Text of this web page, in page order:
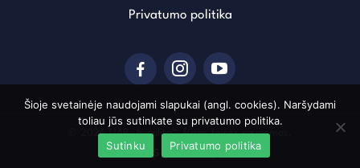
Privatumo politika
© 2026 UAB „Euralita“. Visos teisės saugomos.
Sukurta:
Šioje svetainėje naudojami slapukai (angl. cookies). Naršydami
toliau jūs sutinkate su privatumo politika.
Sutinku
Privatumo politika